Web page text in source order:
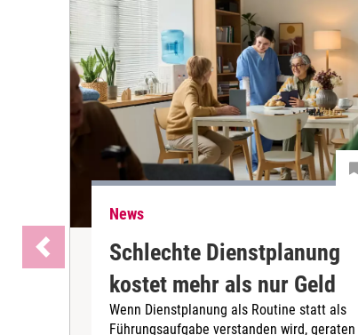
News
Schlechte Dienstplanung
kostet mehr als nur Geld
Wenn Dienstplanung als Routine statt als
Führungsaufgabe verstanden wird, geraten